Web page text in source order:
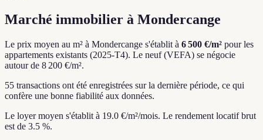
Marché immobilier à Mondercange
Le prix moyen au m² à Mondercange s'établit à 6 500 €/m² pour les
appartements existants (2025-T4). Le neuf (VEFA) se négocie
autour de 8 200 €/m².
55 transactions ont été enregistrées sur la dernière période, ce qui
confère une bonne fiabilité aux données.
Le loyer moyen s'établit à 19.0 €/m²/mois. Le rendement locatif brut
est de 3.5 %.